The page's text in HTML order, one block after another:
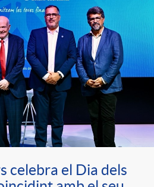
celebra el Dia dels